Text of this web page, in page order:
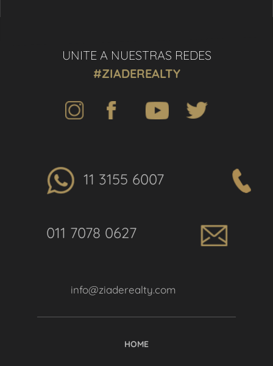
UNITE A NUESTRAS REDES
#ZIADEREALTY
11 3155 6007
011 7078 0627
info@ziaderealty.com
HOME